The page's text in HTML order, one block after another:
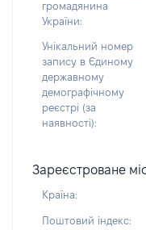
громадянина
України:
Унікальний номер
запису в Єдиному
державному
демографічному
реєстрі (за
наявності):
Зареєстроване
Країна:
Поштовий індекс: